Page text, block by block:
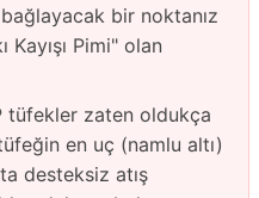
bir noktanız
Kayışı Pimi" olan
tüfekler zaten oldukça
en uç (namlu altı)
desteksiz atış